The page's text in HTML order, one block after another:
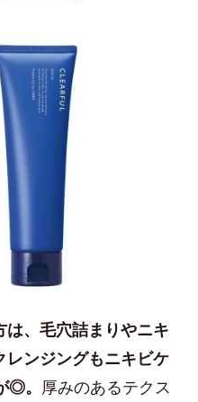
は、毛穴詰まりやニキ
レンジングもニキビケ
◎。 厚みのあるテクス